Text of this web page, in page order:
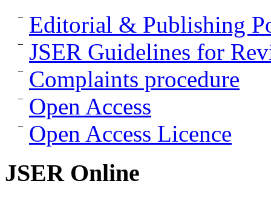
Editorial & Publishing
JSER Guidelines for
Complaints procedure
Open Access
Open Access Licence
JSER Online